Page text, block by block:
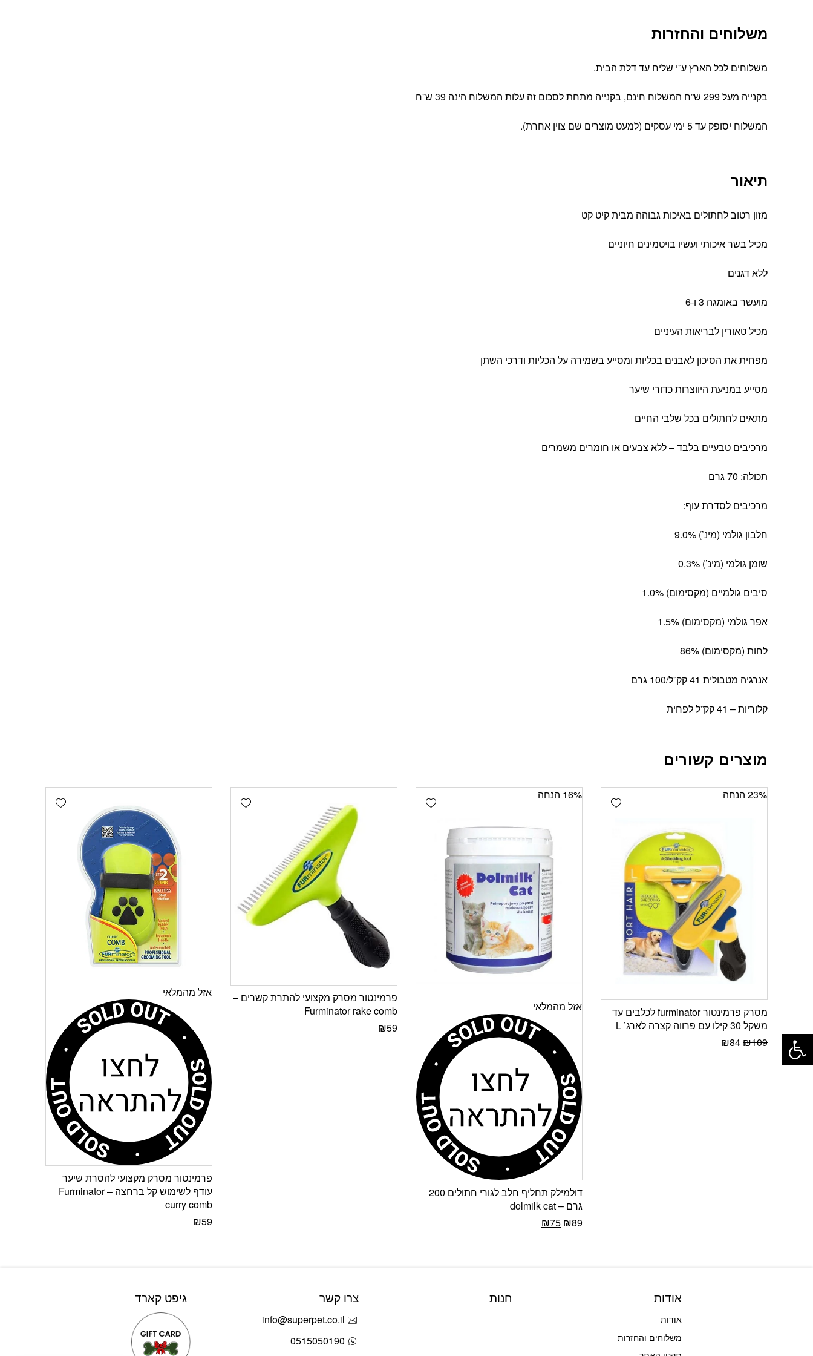
משלוחים והחזרות
משלוחים לכל הארץ ע”י שליח עד דלת הבית.
בקנייה מעל 299 ש”ח המשלוח חינם, בקנייה מתחת לסכום זה עלות המשלוח הינה 39 ש”ח
המשלוח יסופק עד 5 ימי עסקים (למעט מוצרים שם צוין אחרת).
תיאור
מזון רטוב לחתולים באיכות גבוהה מבית קיט קט
מכיל בשר איכותי ועשיו בויטמינים חיוניים
ללא דגנים
מועשר באומגה 3 ו-6
מכיל טאורין לבריאות העיניים
מפחית את הסיכון לאבנים בכליות ומסייע בשמירה על הכליות ודרכי השתן
מסייע במניעת היווצרות כדורי שיער
מתאים לחתולים בכל שלבי החיים
מרכיבים טבעיים בלבד – ללא צבעים או חומרים משמרים
תכולה: 70 גרם
מרכיבים לסדרת עוף:
חלבון גולמי (מינ’) 9.0%
שומן גולמי (מינ’) 0.3%
סיבים גולמיים (מקסימום) 1.0%
אפר גולמי (מקסימום) 1.5%
לחות (מקסימום) 86%
אנרגיה מטבולית 41 קק”ל/100 גרם
קלוריות – 41 קק”ל לפחית
מוצרים קשורים
Add wishlist ‫23% הנחה
מסרק פרמינטור furminator לכלבים עד
משקל 30 קילו עם פרווה קצרה לארג’ L
₪109
₪84
Add wishlist ‫16% הנחה
אזל מהמלאי
דולמילק תחליף חלב לגורי חתולים 200
גרם – dolmilk cat
₪89
₪75
Add wishlist
פרמינטור מסרק מקצועי להתרת קשרים –
Furminator rake comb
₪59
Add wishlist
אזל מהמלאי
פרמינטור מסרק מקצועי להסרת שיער
עודף לשימוש קל ברחצה – Furminator
curry comb
₪59
אודות
אודות
משלוחים והחזרות
חנות צרו קשר
info@superpet.co.il
0515050190
גיפט קארד
פתח סרגל נגישות